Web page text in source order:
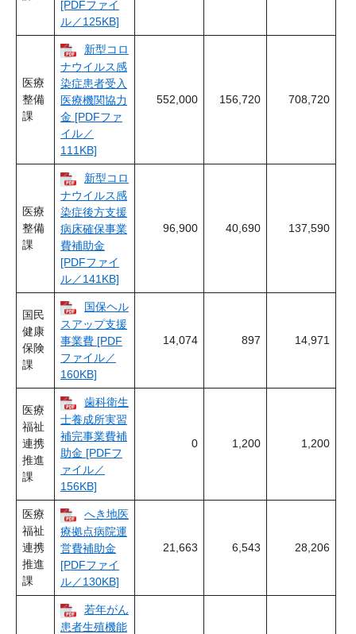
[PDFファイ
ル／125KB]
医療
整備
課
新型コロ
ナウイルス感
染症患者受入
医療機関協力
金 [PDFファ
イル／
111KB]
552,000 156,720 708,720
医療
整備
課
新型コロ
ナウイルス感
染症後方支援
病床確保事業
費補助金
[PDFファイ
ル／141KB]
96,900 40,690 137,590
国民
健康
保険
課
国保ヘル
スアップ支援
事業費 [PDF
ファイル／
160KB]
14,074 897 14,971
医療
福祉
連携
推進
課
歯科衛生
士養成所実習
補完事業費補
助金 [PDFフ
ァイル／
156KB]
0 1,200 1,200
医療
福祉
連携
推進
課
へき地医
療拠点病院運
営費補助金
[PDFファイ
ル／130KB]
21,663 6,543 28,206
若年がん
患者生殖機能